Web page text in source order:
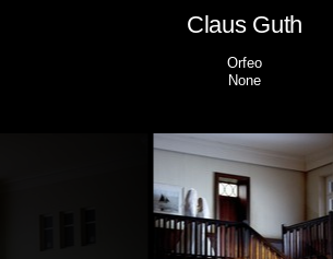
Claus Guth
Orfeo
None